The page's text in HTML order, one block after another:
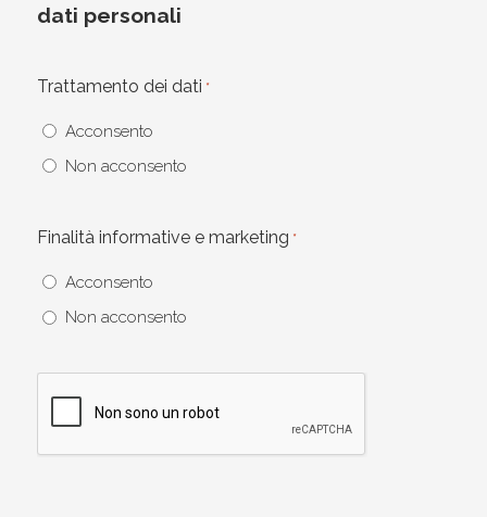
dati personali
Trattamento dei dati *
Acconsento
Non acconsento
Finalità informative e marketing *
Acconsento
Non acconsento